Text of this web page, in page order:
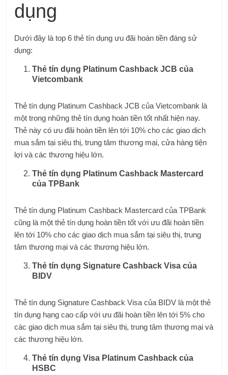
dụng
Dưới đây là top 6 thẻ tín dụng ưu đãi hoàn tiền đáng sử
dụng:
Thẻ tín dụng Platinum Cashback JCB của
Vietcombank
Thẻ tín dụng Platinum Cashback JCB của Vietcombank là
một trong những thẻ tín dụng hoàn tiền tốt nhất hiện nay.
Thẻ này có ưu đãi hoàn tiền lên tới 10% cho các giao dịch
mua sắm tại siêu thị, trung tâm thương mại, cửa hàng tiện
lợi và các thương hiệu lớn.
Thẻ tín dụng Platinum Cashback Mastercard
của TPBank
Thẻ tín dụng Platinum Cashback Mastercard của TPBank
cũng là một thẻ tín dụng hoàn tiền tốt với ưu đãi hoàn tiền
lên tới 10% cho các giao dịch mua sắm tại siêu thị, trung
tâm thương mại và các thương hiệu lớn.
Thẻ tín dụng Signature Cashback Visa của
BIDV
Thẻ tín dụng Signature Cashback Visa của BIDV là một thẻ
tín dụng hạng cao cấp với ưu đãi hoàn tiền lên tới 5% cho
các giao dịch mua sắm tại siêu thị, trung tâm thương mại và
các thương hiệu lớn.
Thẻ tín dụng Visa Platinum Cashback của
HSBC